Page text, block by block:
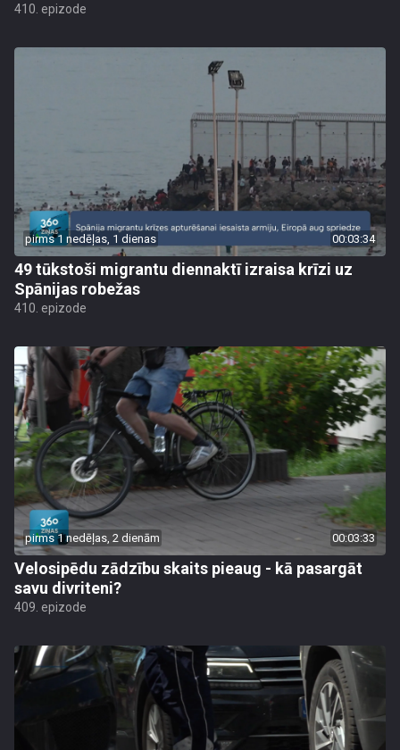
410. epizode
pirms 1 nedēļas, 1 dienas 00:03:34
49 tūkstoši migrantu diennaktī izraisa krīzi uz
Spānijas robežas
410. epizode
pirms 1 nedēļas, 2 dienām 00:03:33
Velosipēdu zādzību skaits pieaug - kā pasargāt
savu divriteni?
409. epizode